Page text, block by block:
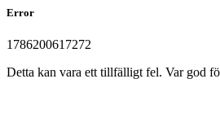
Error
1786200617272
Detta kan vara ett tillfälligt fel. Var god